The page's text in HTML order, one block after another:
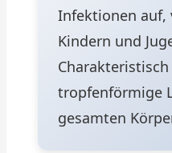
Infektionen auf,
Kindern und
tropfenförmige
gesamten